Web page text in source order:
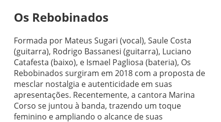
Os Rebobinados
Formada por Mateus Sugari (vocal), Saule Costa
(guitarra), Rodrigo Bassanesi (guitarra), Luciano
Catafesta (baixo), e Ismael Pagliosa (bateria), Os
Rebobinados surgiram em 2018 com a proposta de
mesclar nostalgia e autenticidade em suas
apresentações. Recentemente, a cantora Marina
Corso se juntou à banda, trazendo um toque
feminino e ampliando o alcance de suas